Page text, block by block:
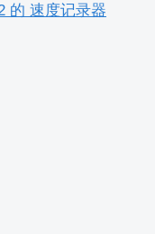
的 速度记录器